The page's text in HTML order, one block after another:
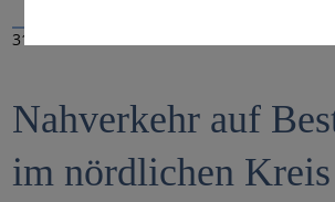
31.07.2024
Nahverkehr auf
im nördlichen Kreis